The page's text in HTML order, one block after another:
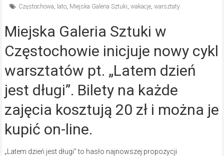
Częstochowa
lato, Miejska Galeria Sztuki wakacje, warsztaty
Miejska Galeria Sztuki w
Częstochowie inicjuje nowy cykl
warsztatów pt. „Latem dzień
jest długi”. Bilety na każde
zajęcia kosztują 20 zł i można je
kupić on-line.
„Latem dzień jest długi” to hasło najnowszej propozycji